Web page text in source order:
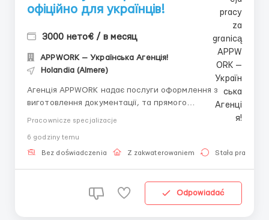
офіційно для українців!
3000 нето€ / в месяц
APPWORK — Українська Агенція!
Holandia (Almere)
Агенція APPWORK надає послуги оформлення з
виготовлення документації, та прямого
онлайн: Спеціаліст: Денис Бойко Телефон для
консультацій \ для підбору вакансій: +48 889 248
Pracownicze specjalizacje
6 godziny temu
Bez doświadczenia Z zakwaterowaniem Stała praca
Odpowiadać